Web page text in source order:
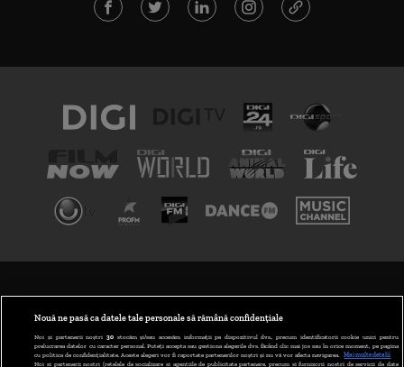
ABONARE DIGI TV
Nouă ne pasă ca datele tale personale să rămână confidențiale
Noi și partenerii noștri 30stocăm și/sau accesăm informații pe dispozitivul dvs., precum identificatorii cookie unici pentru
prelucrarea datelor cu caracter personal. Puteți accepta sau gestiona alegerile dvs. făcând clic mai jos sau în orice moment, pe pagina
cu politica de confidențialitate. Aceste alegeri vor fi raportate partenerilor noștri și nu vă vor afecta navigarea.
Mai multe detalii
Noi si partenerii nostri (retelele de socializare si agentiile de publicitate partenere, precum si furnizorii nostri de servicii de date